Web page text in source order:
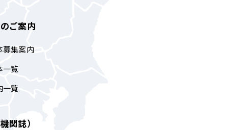
ご案内
募集案内
一覧
一覧
関誌）